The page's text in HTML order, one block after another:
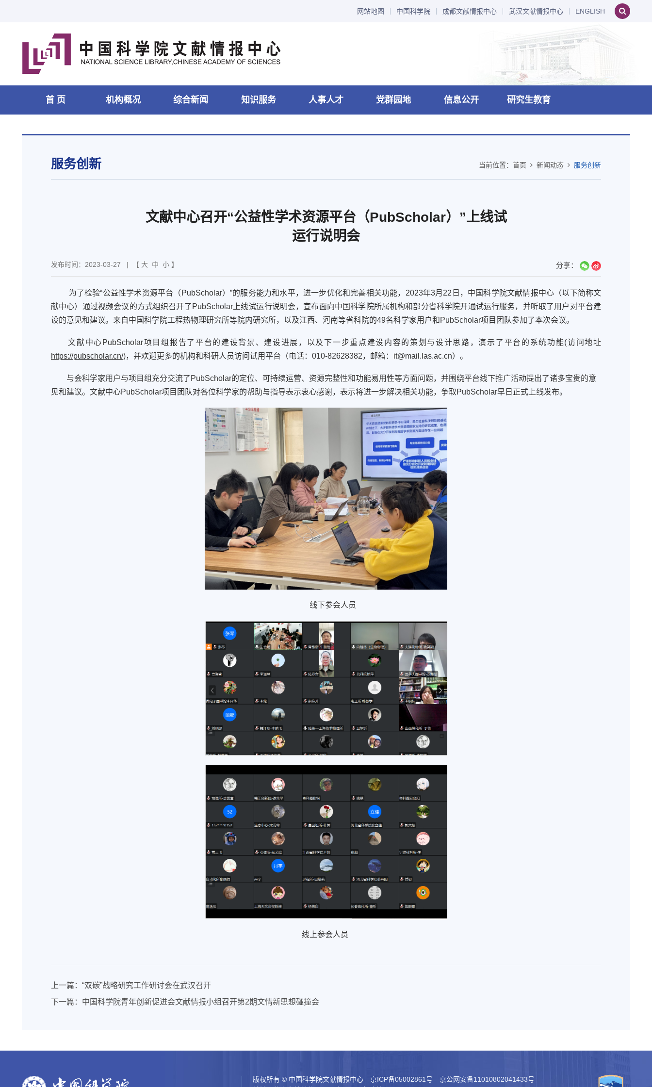
网站地图 中国科学院 成都文献情报中心 武汉文献情报中心 ENGLISH
首 页 机构概况 综合新闻 知识服务 人事人才 党群园地 信息公开 研究生教育
当前位置： 首页 新闻动态 服务创新
服务创新
文献中心召开“公益性学术资源平台（PubScholar）”上线试
运行说明会
发布时间：2023-03-27 | 【 大 中 小 】 分享：
为了检验“公益性学术资源平台 （ PubScholar） ”的服务能力和水平， 进一步优化和完善相关功能， 2023年3月22 日，中国科学院文献情报中心（以下简称文
献中心）通过视频会议的方式组织召开了 PubScholar上线试运行说明会，宣布面向中国科学院所属机构和部分省科学院开通试运行服务， 并听取了用户对平台建
设的意见和建议。来自中国科学院工程热物理研究所等院内研究所，以及江西、河南等省科院的49名科学家用户和 PubScholar项目团队参加了本次会议。
文献中心 PubScholar项目组报告了平台的建设背景、建设进展，以及下一步重点建设内容的策划与设计思路 ，演示了平台的系统功能(访问地址
https://pubscholar.cn/)，并欢迎更多的机构和科研人员访问试用平台 （电话： 010-82628382，邮箱： it@mail.las.ac.cn） 。
与会科学家用户与项目组充分交流了 PubScholar的定位、可持续运营、资源完整性和功能易用性等方面问题，并围绕平台线下推广活动提出了诸多宝贵的意
见和建议。 文献中心PubScholar项目团队对各位科学家的帮助与指导表示衷心感谢， 表示将进一步解决相关功能，争取PubScholar早日 正式上线发布。
线下参会人员
线上参会人员
上一篇： “双碳”战略研究工作研讨会在武汉召开
下一篇： 中国科学院青年创新促进会文献情报小组召开第2期文情新思想碰撞会
版权所有 © 中国科学院文献情报中心 京ICP备05002861号 京公网安备11010802041433号